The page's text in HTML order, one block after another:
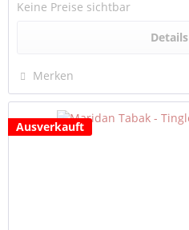
Keine Preise sichtbar
Details
Merken
Ausverkauft